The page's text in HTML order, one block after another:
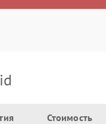
Стоимость